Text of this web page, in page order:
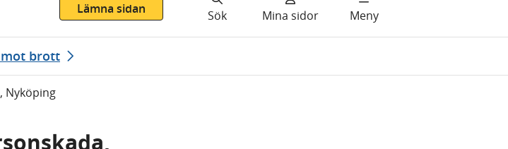
Lämna sidan
Sök Mina sidor Meny
mot brott
Nyköping